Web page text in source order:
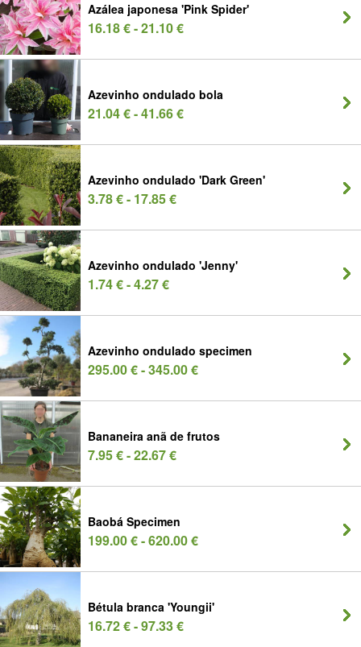
Azálea japonesa 'Pink Spider'
16.18 € - 21.10 €
Azevinho ondulado bola
21.04 € - 41.66 €
Azevinho ondulado 'Dark Green'
3.78 € - 17.85 €
Azevinho ondulado 'Jenny'
1.74 € - 4.27 €
Azevinho ondulado specimen
295.00 € - 345.00 €
Bananeira anã de frutos
7.95 € - 22.67 €
Baobá Specimen
199.00 € - 620.00 €
Bétula branca 'Youngii'
16.72 € - 97.33 €